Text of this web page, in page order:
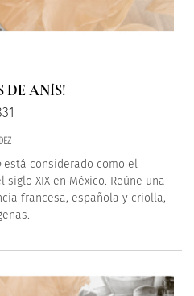
DE ANÍS!
está considerado como el
XIX en México. Reúne una
francesa, española y criolla,